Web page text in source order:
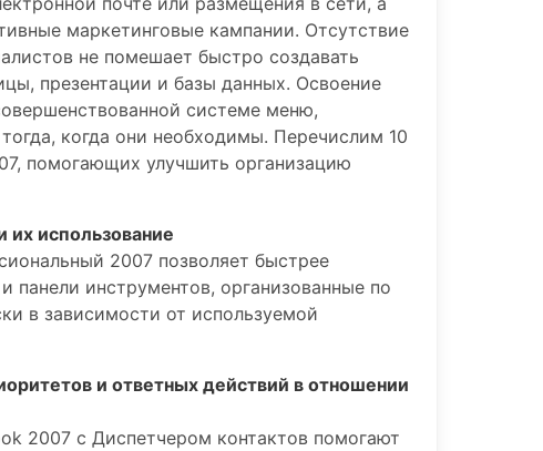
маркетинговые кампании. Отсутствие
не помешает быстро создавать
презентации и базы данных. Освоение
системе меню,
когда они необходимы. Перечислим 10
помогающих улучшить организацию
использование
2007 позволяет быстрее
инструментов, организованные по
в зависимости от используемой
и ответных действий в отношении
2007 с Диспетчером контактов помогают